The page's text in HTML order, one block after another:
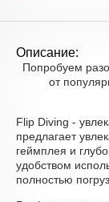
Описание:
Попробуем
от
Flip Diving -
предлагает
геймплея и
удобством
полностью